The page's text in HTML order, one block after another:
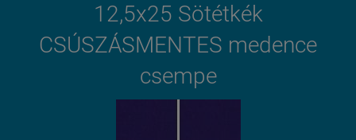
12,5x25 Sötétkék
CSÚSZÁSMENTES medence
csempe